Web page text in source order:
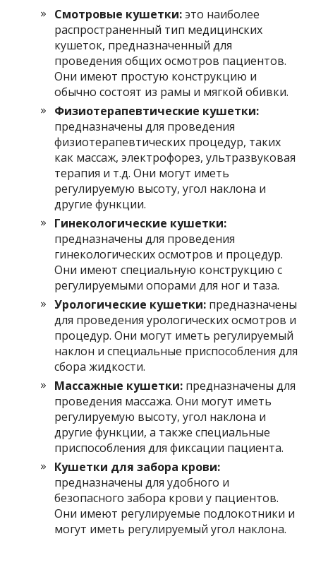
Смотровые кушетки:это наиболее
распространенный тип медицинских
кушеток, предназначенный для
проведения общих осмотров пациентов.
Они имеют простую конструкцию и
обычно состоят из рамы и мягкой обивки.
Физиотерапевтические кушетки:
предназначены для проведения
физиотерапевтических процедур, таких
как массаж, электрофорез, ультразвуковая
терапия и т.д. Они могут иметь
регулируемую высоту, угол наклона и
другие функции.
Гинекологические кушетки:
предназначены для проведения
гинекологических осмотров и процедур.
Они имеют специальную конструкцию с
регулируемыми опорами для ног и таза.
Урологические кушетки: предназначены
для проведения урологических осмотров и
процедур. Они могут иметь регулируемый
наклон и специальные приспособления для
сбора жидкости.
Массажные кушетки: предназначены для
проведения массажа. Они могут иметь
регулируемую высоту, угол наклона и
другие функции, а также специальные
приспособления для фиксации пациента.
Кушетки для забора крови:
предназначены для удобного и
безопасного забора крови у пациентов.
Они имеют регулируемые подлокотники и
могут иметь регулируемый угол наклона.